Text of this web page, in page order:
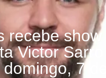
recebe show
Victor Sarro
domingo, 7 de